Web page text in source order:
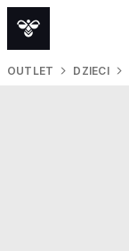
OUTLET DZIECI